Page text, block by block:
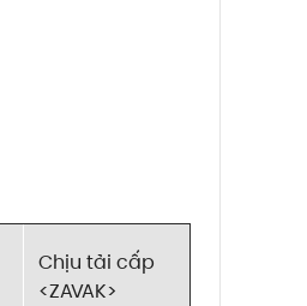
Chịu tải cấp
<ZAVAK>